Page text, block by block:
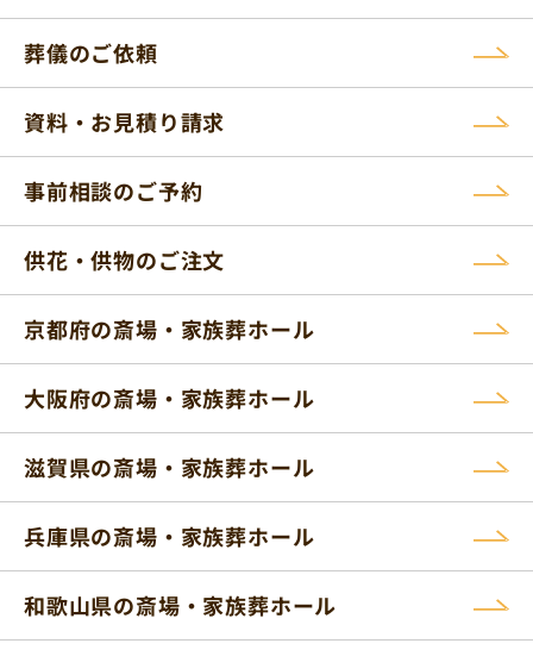
葬儀のご依頼
資料・お見積り請求
事前相談のご予約
供花・供物のご注文
京都府の斎場・家族葬ホール
大阪府の斎場・家族葬ホール
滋賀県の斎場・家族葬ホール
兵庫県の斎場・家族葬ホール
和歌山県の斎場・家族葬ホール